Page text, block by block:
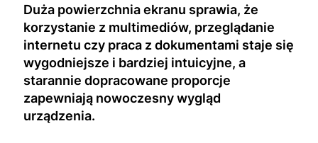
Duża powierzchnia ekranu sprawia, że
korzystanie z multimediów, przeglądanie
internetu czy praca z dokumentami staje się
wygodniejsze i bardziej intuicyjne, a
starannie dopracowane proporcje
zapewniają nowoczesny wygląd
urządzenia.